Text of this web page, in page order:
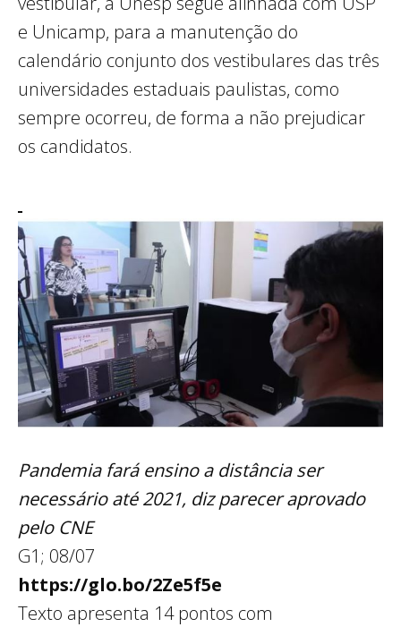
e Unicamp, para a manutenção do
calendário conjunto dos vestibulares das três
universidades estaduais paulistas, como
sempre ocorreu, de forma a não prejudicar
os candidatos.
Pandemia fará ensino a distância ser
necessário até 2021, diz parecer aprovado
pelo CNE
G1; 08/07
https://glo.bo/2Ze5f5e
Texto apresenta 14 pontos com